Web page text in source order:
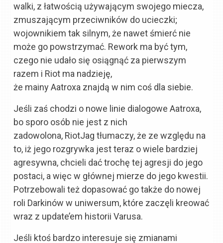
walki, z łatwością używającym swojego miecza,
zmuszającym przeciwników do ucieczki;
wojownikiem tak silnym, że nawet śmierć nie
może go powstrzymać. Rework ma być tym,
czego nie udało się osiągnąć za pierwszym
razem i Riot ma nadzieję,
że mainy Aatroxa znajdą w nim coś dla siebie.
Jeśli zaś chodzi o nowe linie dialogowe Aatroxa,
bo sporo osób nie jest z nich
zadowolona, RiotJag tłumaczy, że ze względu na
to, iż jego rozgrywka jest teraz o wiele bardziej
agresywna, chcieli dać trochę tej agresji do jego
postaci, a więc w głównej mierze do jego kwestii.
Potrzebowali też dopasować go także do nowej
roli Darkinów w uniwersum, które zaczęli kreować
wraz z update’em historii Varusa.
Jeśli ktoś bardzo interesuje się zmianami